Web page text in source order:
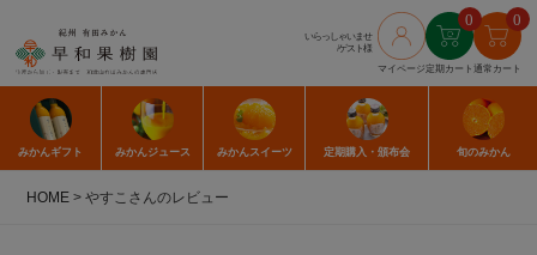
いらっしゃいませ
/ゲスト様
マイページ
0
定期カート
0
通常カート
みかんギフト みかんジュース みかんスイーツ 定期購入 ・頒布会 旬のみかん
HOME やすこさんのレビュー